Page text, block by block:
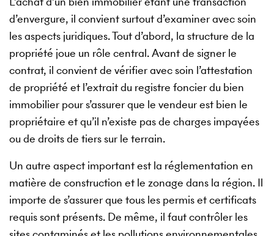
d’envergure, il convient surtout d’examiner avec soin
les aspects juridiques. Tout d’abord, la structure de la
propriété joue un rôle central. Avant de signer le
contrat, il convient de vérifier avec soin l’attestation
de propriété et l’extrait du registre foncier du bien
immobilier pour s’assurer que le vendeur est bien le
propriétaire et qu’il n’existe pas de charges impayées
ou de droits de tiers sur le terrain.
Un autre aspect important est la réglementation en
matière de construction et le zonage dans la région. Il
importe de s’assurer que tous les permis et certificats
requis sont présents. De même, il faut contrôler les